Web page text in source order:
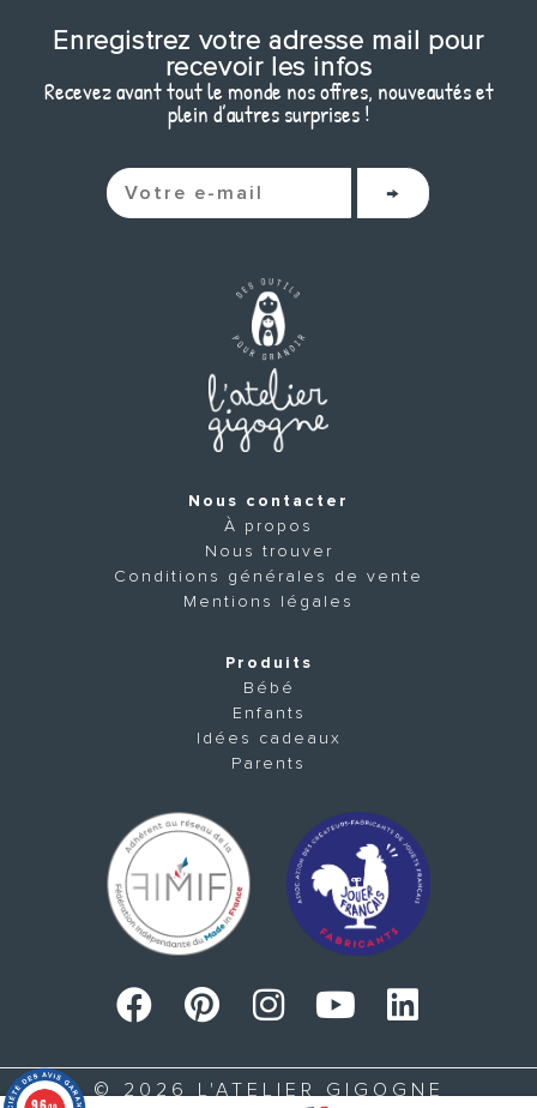
Enregistrez votre adresse mail pour
recevoir les infos
Recevez avant tout le monde nos offres, nouveautés et
plein d’autres surprises !
Nous contacter
À propos
Nous trouver
Conditions générales de vente
Mentions légales
Produits
Bébé
Enfants
Idées cadeaux
Parents
© 2026 L'ATELIER GIGOGNE